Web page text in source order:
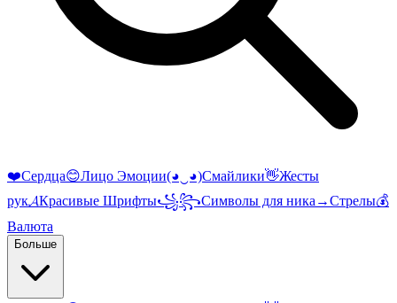
❤️Сердца😊Лицо Эмоции(◕‿◕)Смайлики👋Жесты
рук𝓐Красивые Шрифты꧁꧂Символы для ника →Стрелы💰
Валюта
Больше